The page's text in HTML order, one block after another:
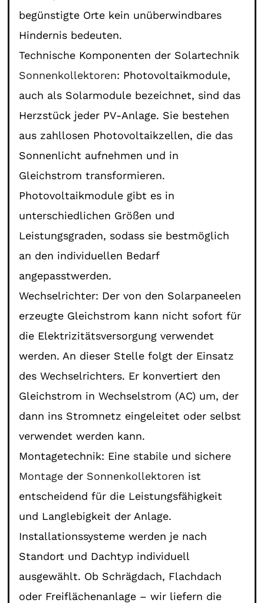
begünstigte Orte kein unüberwindbares
Hindernis bedeuten.
Technische Komponenten der Solartechnik
Sonnenkollektoren: Photovoltaikmodule,
auch als Solarmodule bezeichnet, sind das
Herzstück jeder PV-Anlage. Sie bestehen
aus zahllosen Photovoltaikzellen, die das
Sonnenlicht aufnehmen und in
Gleichstrom transformieren.
Photovoltaikmodule gibt es in
unterschiedlichen Größen und
Leistungsgraden, sodass sie bestmöglich
an den individuellen Bedarf
angepasstwerden.
Wechselrichter: Der von den Solarpaneelen
erzeugte Gleichstrom kann nicht sofort für
die Elektrizitätsversorgung verwendet
werden. An dieser Stelle folgt der Einsatz
des Wechselrichters. Er konvertiert den
Gleichstrom in Wechselstrom (AC) um, der
dann ins Stromnetz eingeleitet oder selbst
verwendet werden kann.
Montagetechnik: Eine stabile und sichere
Montage der Sonnenkollektoren ist
entscheidend für die Leistungsfähigkeit
und Langlebigkeit der Anlage.
Installationssysteme werden je nach
Standort und Dachtyp individuell
ausgewählt. Ob Schrägdach, Flachdach
oder Freiflächenanlage – wir liefern die